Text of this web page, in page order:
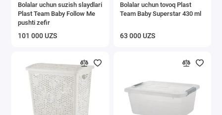
Bolalar uchun suzish slaydlari
Plast Team Baby Follow Me
pushti zefir
101 000 UZS
Bolalar uchun tovoq Plast
Team Baby Superstar 430 ml
63 000 UZS